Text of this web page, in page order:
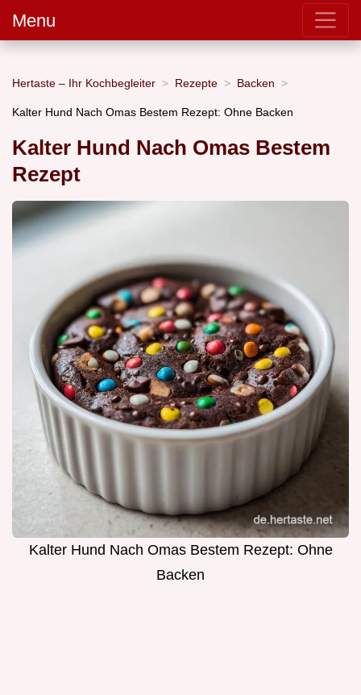
Menu
Hertaste – Ihr Kochbegleiter Rezepte Backen
Kalter Hund Nach Omas Bestem Rezept: Ohne Backen
Kalter Hund Nach Omas Bestem
Rezept
Kalter Hund Nach Omas Bestem Rezept: Ohne
Backen